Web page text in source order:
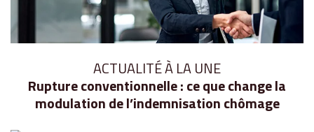
ACTUALITÉ À LA UNE
Rupture conventionnelle : ce que change la
modulation de l’indemnisation chômage